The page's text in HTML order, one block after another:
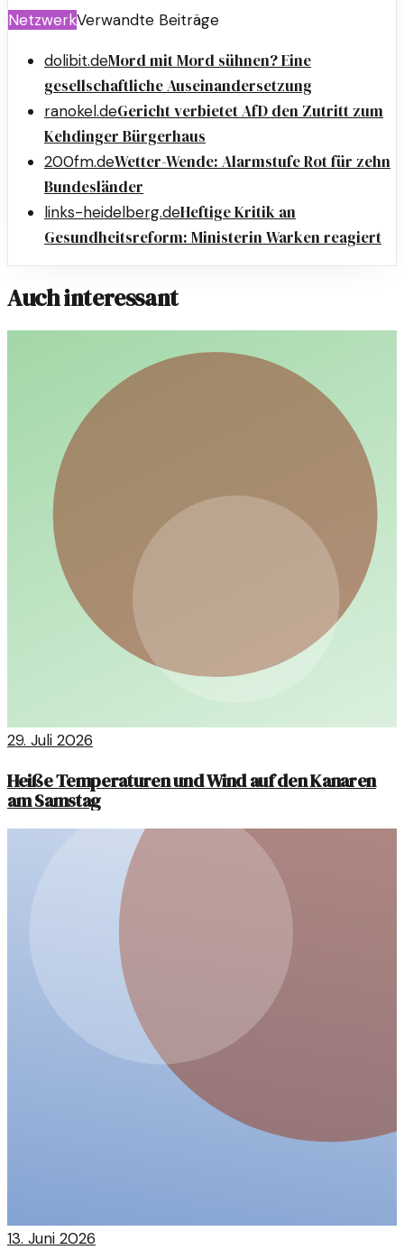
NetzwerkVerwandte Beiträge
dolibit.deMord mit Mord sühnen? Eine
gesellschaftliche Auseinandersetzung
ranokel.deGericht verbietet AfD den Zutritt zum
Kehdinger Bürgerhaus
200fm.deWetter-Wende: Alarmstufe Rot für zehn
Bundesländer
links-heidelberg.deHeftige Kritik an
Gesundheitsreform: Ministerin Warken reagiert
Auch interessant
29. Juli 2026
Heiße Temperaturen und Wind auf den Kanaren
am Samstag
13. Juni 2026